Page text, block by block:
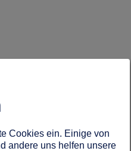
Cookies ein. Einige von
andere uns helfen unsere